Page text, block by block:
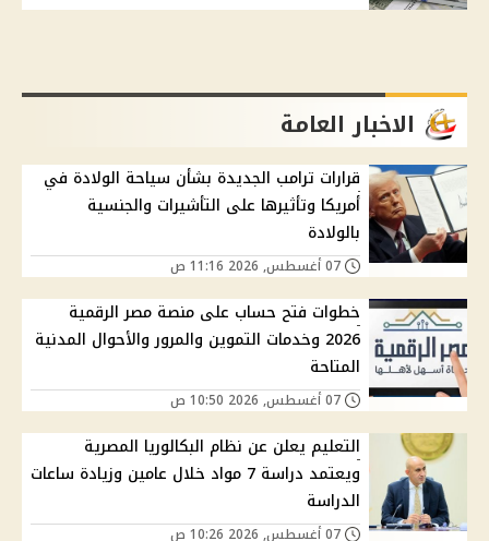
الاخبار العامة
قرارات ترامب الجديدة بشأن سياحة الولادة في
أمريكا وتأثيرها على التأشيرات والجنسية
بالولادة
خطوات فتح حساب على منصة مصر الرقمية
2026 وخدمات التموين والمرور والأحوال المدنية
المتاحة
التعليم يعلن عن نظام البكالوريا المصرية
ويعتمد دراسة 7 مواد خلال عامين وزيادة ساعات
الدراسة